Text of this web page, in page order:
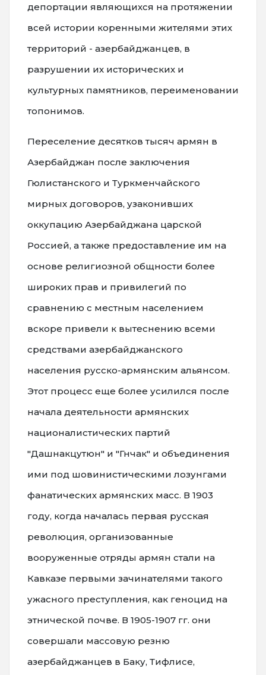
депортации являющихся на протяжении
всей истории коренными жителями этих
территорий - азербайджанцев, в
разрушении их исторических и
культурных памятников, переименовании
топонимов.
Переселение десятков тысяч армян в
Азербайджан после заключения
Гюлистанского и Туркменчайского
мирных договоров, узаконивших
оккупацию Азербайджана царской
Россией, а также предоставление им на
основе религиозной общности более
широких прав и привилегий по
сравнению с местным населением
вскоре привели к вытеснению всеми
средствами азербайджанского
населения русско-армянским альянсом.
Этот процесс еще более усилился после
начала деятельности армянских
националистических партий
"Дашнакцутюн" и "Гнчак" и объединения
ими под шовинистическими лозунгами
фанатических армянских масс. В 1903
году, когда началась первая русская
революция, организованные
вооруженные отряды армян стали на
Кавказе первыми зачинателями такого
ужасного преступления, как геноцид на
этнической почве. В 1905-1907 гг. они
совершали массовую резню
азербайджанцев в Баку, Тифлисе,